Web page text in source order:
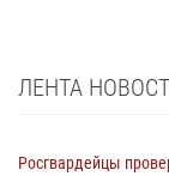
ЛЕНТА
Росгвардейцы